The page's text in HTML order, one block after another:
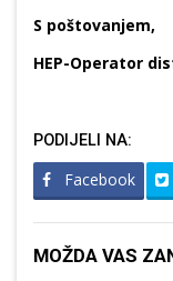
S poštovanjem,
HEP-Operator
PODIJELI NA:
Facebook
MOŽDA VAS